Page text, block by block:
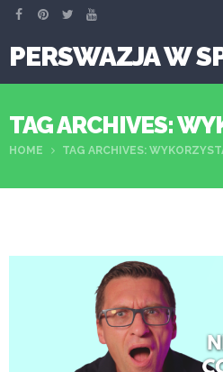
PERSWAZJA W
TAG ARCHIVES:
HOME TAG ARCHIVES: